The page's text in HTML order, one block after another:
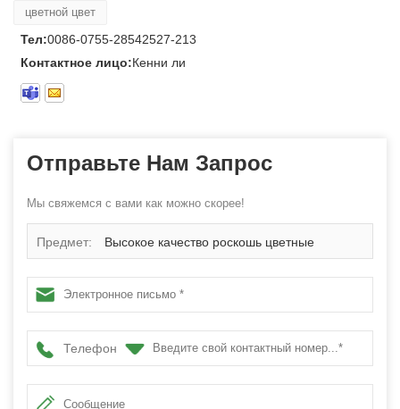
цветной цвет
Тел:0086-0755-28542527-213
Контактное лицо:Кенни ли
Отправьте Нам Запрос
Мы свяжемся с вами как можно скорее!
Предмет: Высокое качество роскошь цветные
пластиковые ясно Открытый шар
Телефон